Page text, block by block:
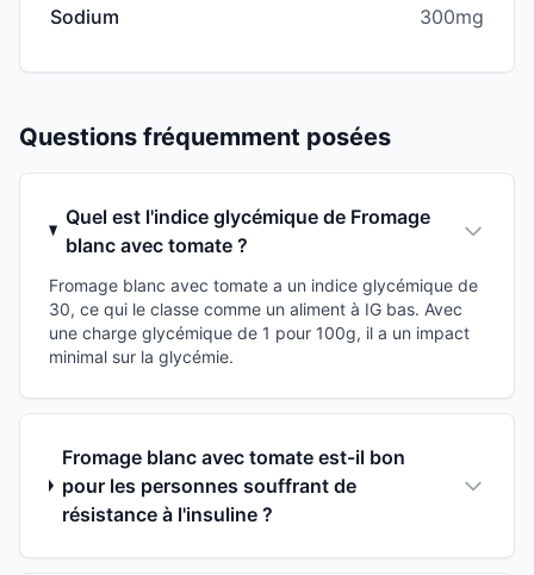
Sodium 300mg
Questions fréquemment posées
Quel est l'indice glycémique de Fromage
blanc avec tomate ?
Fromage blanc avec tomate a un indice glycémique de
30, ce qui le classe comme un aliment à IG bas. Avec
une charge glycémique de 1 pour 100g, il a un impact
minimal sur la glycémie.
Fromage blanc avec tomate est-il bon
pour les personnes souffrant de
résistance à l'insuline ?